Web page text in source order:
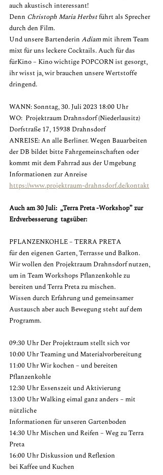
auch akustisch interessant!
Denn Christoph Maria Herbst führt als Sprecher
durch den Film.
Und unsere Bartenderin Adiam mit ihrem Team
mixt für uns leckere Cocktails. Auch für das
fürKino – Kino wichtige POPCORN ist gesorgt,
ihr wisst ja, wir brauchen unsere Wertstoffe
dringend.
WANN: Sonntag, 30. Juli 2023 18:00 Uhr
WO:  Projektraum Drahnsdorf (Niederlausitz)
Dorfstraße 17, 15938 Drahnsdorf
ANREISE: An alle Berliner. Wegen Bauarbeiten
der DB bildet bitte Fahrgemeinschaften oder
kommt mit dem Fahrrad aus der Umgebung
Informationen zur Anreise
https://www.projektraum-drahnsdorf.de/kontakt
Auch am 30 Juli:  „Terra Preta -Workshop” zur
Erdverbesserung  tagsüber:
PFLANZENKOHLE – TERRA PRETA
für den eigenen Garten, Terrasse und Balkon.
Wir wollen den Projektraum Drahnsdorf nutzen,
um in Team Workshops Pflanzenkohle zu
bereiten und Terra Preta zu mischen.
Wissen durch Erfahrung und gemeinsamer
Austausch aber auch Bewegung steht auf dem
Programm.
09:30 Uhr Der Projektraum stellt sich vor
10:00 Uhr Teaming und Materialvorbereitung
11:00 Uhr Wir kochen – und bereiten
Pflanzenkohle
12:30 Uhr Essenszeit und Aktivierung
13:00 Uhr Walking eimal ganz anders – mit
nützliche
Informationen für unseren Gartenboden
14:30 Uhr Mischen und Reifen – Weg zu Terra
Preta
16:00 Uhr Diskussion und Reflexion
bei Kaffee und Kuchen